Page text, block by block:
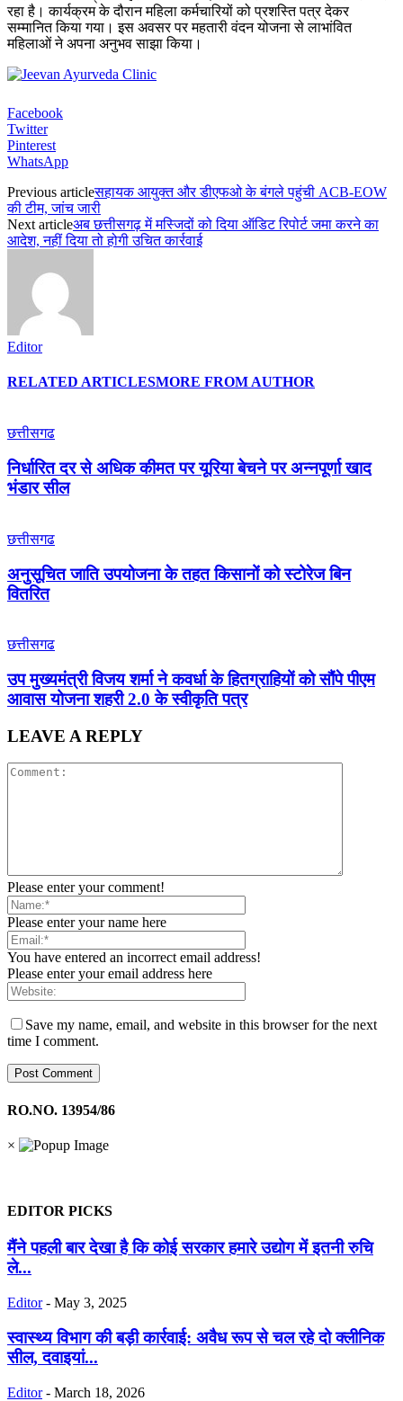
रहा है। कार्यक्रम के दौरान महिला कर्मचारियों को प्रशस्ति पत्र देकर
सम्मानित किया गया। इस अवसर पर महतारी वंदन योजना से लाभांवित
महिलाओं ने अपना अनुभव साझा किया।
Facebook
Twitter
Pinterest
WhatsApp
Previous articleसहायक आयुक्त और डीएफओ के बंगले पहुंची ACB-EOW
की टीम, जांच जारी
Next articleअब छत्तीसगढ़ में मस्जिदों को दिया ऑडिट रिपोर्ट जमा करने का
आदेश, नहीं दिया तो होगी उचित कार्रवाई
Editor
RELATED ARTICLESMORE FROM AUTHOR
छत्तीसगढ
निर्धारित दर से अधिक कीमत पर यूरिया बेचने पर अन्नपूर्णा खाद
भंडार सील
छत्तीसगढ
अनुसूचित जाति उपयोजना के तहत किसानों को स्टोरेज बिन
वितरित
छत्तीसगढ
उप मुख्यमंत्री विजय शर्मा ने कवर्धा के हितग्राहियों को सौंपे पीएम
आवास योजना शहरी 2.0 के स्वीकृति पत्र
LEAVE A REPLY
Please enter your comment!
Please enter your name here
You have entered an incorrect email address!
Please enter your email address here
Save my name, email, and website in this browser for the next
time I comment.
RO.NO. 13954/86
×
EDITOR PICKS
मैंने पहली बार देखा है कि कोई सरकार हमारे उद्योग में इतनी रुचि
ले...
Editor - May 3, 2025
स्वास्थ्य विभाग की बड़ी कार्रवाई: अवैध रूप से चल रहे दो क्लीनिक
सील, दवाइयां...
Editor - March 18, 2026